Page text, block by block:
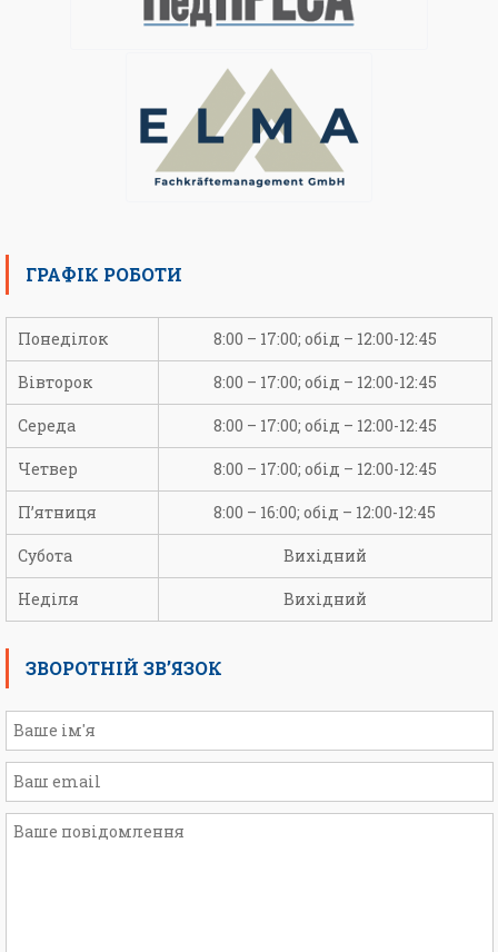
ГРАФІК РОБОТИ
Понеділок 8:00 – 17:00; обід – 12:00-12:45
Вівторок 8:00 – 17:00; обід – 12:00-12:45
Середа 8:00 – 17:00; обід – 12:00-12:45
Четвер 8:00 – 17:00; обід – 12:00-12:45
П’ятниця 8:00 – 16:00; обід – 12:00-12:45
Субота Вихідний
Неділя Вихідний
ЗВОРОТНІЙ ЗВ’ЯЗОК